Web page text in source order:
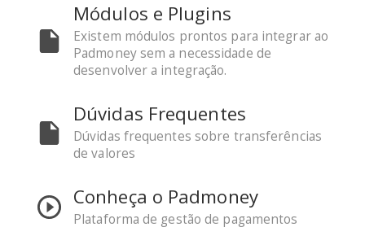
Módulos e Plugins
Existem módulos prontos para integrar ao
Padmoney sem a necessidade de
desenvolver a integração.
Dúvidas Frequentes
Dúvidas frequentes sobre transferências
de valores
Conheça o Padmoney
Plataforma de gestão de pagamentos